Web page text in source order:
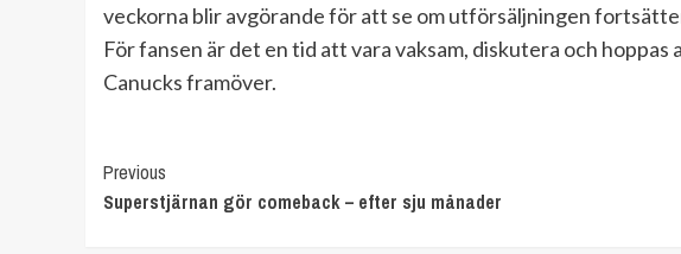
veckorna blir avgörande för att se om utförsäljningen
För fansen är det en tid att vara vaksam, diskutera och
Canucks framöver.
Continue
Reading
Previous
Superstjärnan gör comeback – efter sju månader